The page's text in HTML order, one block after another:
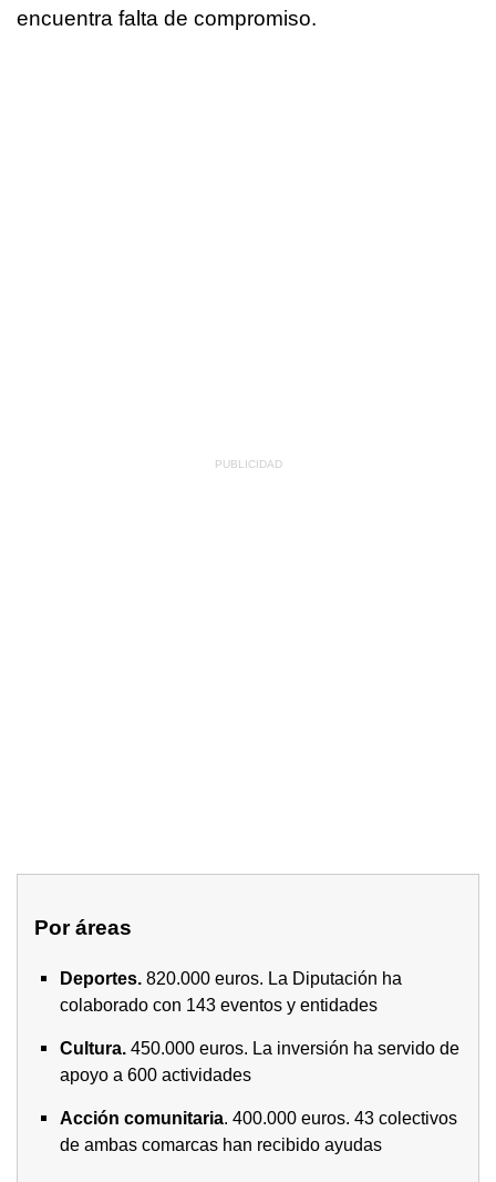
encuentra falta de compromiso.
Por áreas
Deportes.820.000 euros. La Diputación ha
colaborado con 143 eventos y entidades
Cultura.450.000 euros. La inversión ha servido de
apoyo a 600 actividades
Acción comunitaria. 400.000 euros. 43 colectivos
de ambas comarcas han recibido ayudas